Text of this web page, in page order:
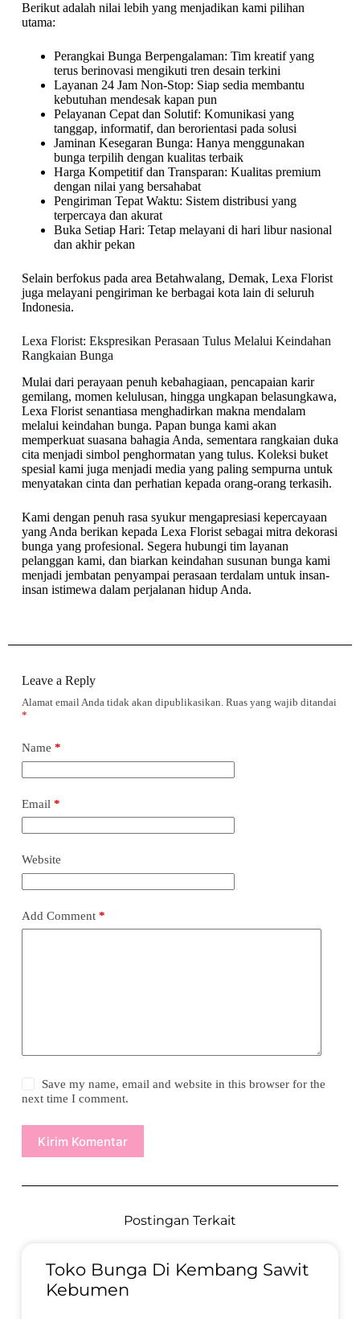
Berikut adalah nilai lebih yang menjadikan kami pilihan
utama:
Perangkai Bunga Berpengalaman: Tim kreatif yang
terus berinovasi mengikuti tren desain terkini
Layanan 24 Jam Non-Stop: Siap sedia membantu
kebutuhan mendesak kapan pun
Pelayanan Cepat dan Solutif: Komunikasi yang
tanggap, informatif, dan berorientasi pada solusi
Jaminan Kesegaran Bunga: Hanya menggunakan
bunga terpilih dengan kualitas terbaik
Harga Kompetitif dan Transparan: Kualitas premium
dengan nilai yang bersahabat
Pengiriman Tepat Waktu: Sistem distribusi yang
terpercaya dan akurat
Buka Setiap Hari: Tetap melayani di hari libur nasional
dan akhir pekan
Selain berfokus pada area Betahwalang, Demak, Lexa Florist
juga melayani pengiriman ke berbagai kota lain di seluruh
Indonesia.
Lexa Florist: Ekspresikan Perasaan Tulus Melalui Keindahan
Rangkaian Bunga
Mulai dari perayaan penuh kebahagiaan, pencapaian karir
gemilang, momen kelulusan, hingga ungkapan belasungkawa,
Lexa Florist senantiasa menghadirkan makna mendalam
melalui keindahan bunga. Papan bunga kami akan
memperkuat suasana bahagia Anda, sementara rangkaian duka
cita menjadi simbol penghormatan yang tulus. Koleksi buket
spesial kami juga menjadi media yang paling sempurna untuk
menyatakan cinta dan perhatian kepada orang-orang terkasih.
Kami dengan penuh rasa syukur mengapresiasi kepercayaan
yang Anda berikan kepada Lexa Florist sebagai mitra dekorasi
bunga yang profesional. Segera hubungi tim layanan
pelanggan kami, dan biarkan keindahan susunan bunga kami
menjadi jembatan penyampai perasaan terdalam untuk insan-
insan istimewa dalam perjalanan hidup Anda.
Leave a Reply
Alamat email Anda tidak akan dipublikasikan. Ruas yang wajib ditandai
*
Name *
Email *
Website
Add Comment*
Save my name, email and website in this browser for the
next time I comment.
Kirim Komentar
Postingan Terkait
Toko Bunga Di Kembang Sawit
Kebumen